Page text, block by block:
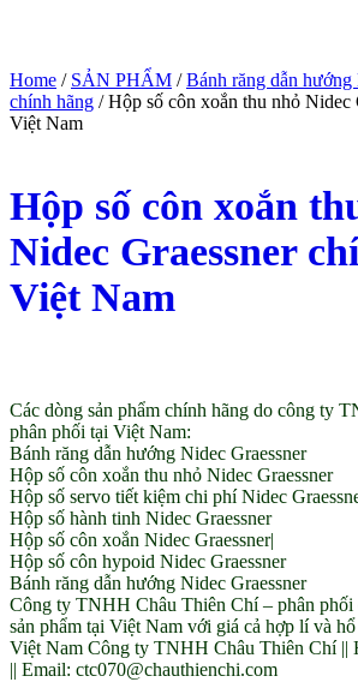
Home / SẢN PHẨM /Bánh răng dẫn hướng
chính hãng / Hộp số côn xoắn thu nhỏ Nidec
Việt Nam
Hộp số côn xoắn
Nidec Graessner
Việt Nam
Các dòng sản phẩm chính hãng do công ty
phân phối tại Việt Nam:
Bánh răng dẫn hướng Nidec Graessner
Hộp số côn xoắn thu nhỏ Nidec Graessner
Hộp số servo tiết kiệm chi phí Nidec
Hộp số hành tinh Nidec Graessner
Hộp số côn xoắn Nidec Graessner|
Hộp số côn hypoid Nidec Graessner
Bánh răng dẫn hướng Nidec Graessner
Công ty TNHH Châu Thiên Chí – phân phối
sản phẩm tại Việt Nam với giá cả hợp lí và
Việt Nam Công ty TNHH Châu Thiên Chí ||
|| Email: ctc070@chauthienchi.com